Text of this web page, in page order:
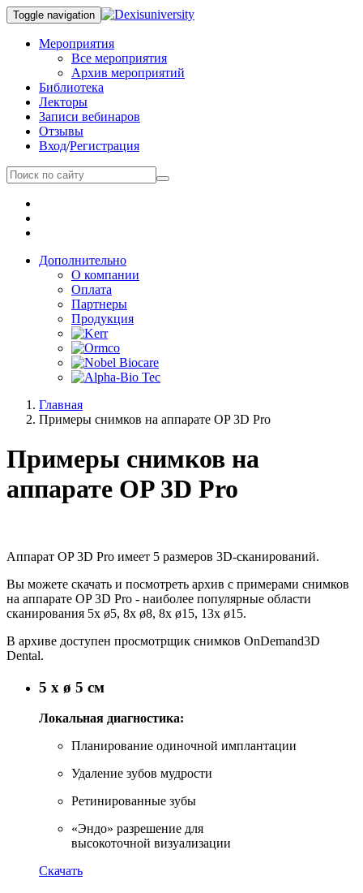
Toggle navigation
Мероприятия
Все мероприятия
Архив мероприятий
Библиотека
Лекторы
Записи вебинаров
Отзывы
Вход/Регистрация
Дополнительно
О компании
Оплата
Партнеры
Продукция
Главная
Примеры снимков на аппарате OP 3D Pro
Примеры снимков на
аппарате OP 3D Pro
Аппарат OP 3D Pro имеет 5 размеров 3D-сканирований.
Вы можете скачать и посмотреть архив с примерами снимков
на аппарате OP 3D Pro - наиболее популярные области
сканирования 5x ø5, 8x ø8, 8x ø15, 13x ø15.
В архиве доступен просмотрщик снимков OnDemand3D
Dental.
5 x ø 5 см
Локальная диагностика:
Планирование одиночной имплантации
Удаление зубов мудрости
Ретинированные зубы
«Эндо» разрешение для
высокоточной визуализации
Скачать